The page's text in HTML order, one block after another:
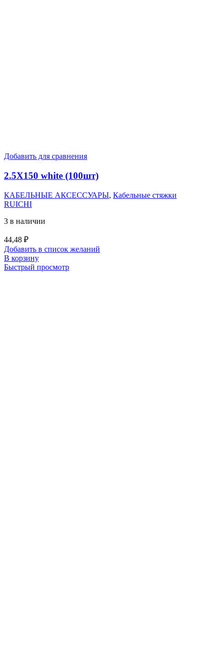
Добавить для сравнения
2.5X150 white (100шт)
КАБЕЛЬНЫЕ АКСЕССУАРЫ, Кабельные стяжки
RUICHI
3 в наличии
44,48 ₽
Добавить в список желаний
В корзину
Быстрый просмотр